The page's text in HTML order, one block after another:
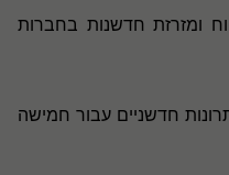
ומזרזת חדשנות בחברות
חדשניים עבור חמישה